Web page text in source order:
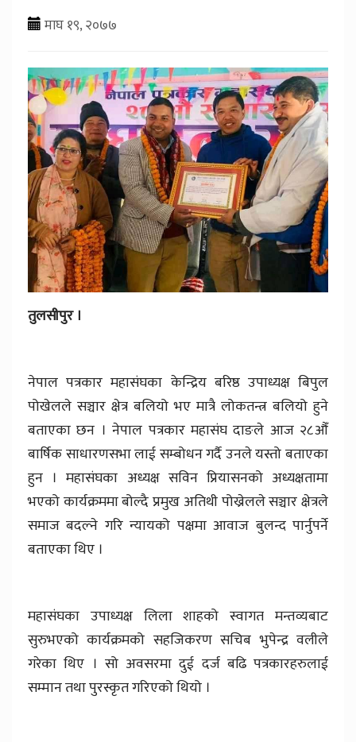
माघ १९, २०७७
तुलसीपुर ।
नेपाल पत्रकार महासंघका केन्द्रिय बरिष्ठ उपाध्यक्ष बिपुल
पोखेलले सञ्चार क्षेत्र बलियो भए मात्रै लोकतन्त्र बलियो हुने
बताएका छन । नेपाल पत्रकार महासंघ दाङले आज २८औँ
बार्षिक साधारणसभा लाई सम्बोधन गर्दै उनले यस्तो बताएका
हुन । महासंघका अध्यक्ष सविन प्रियासनको अध्यक्षतामा
भएको कार्यक्रममा बोल्दै प्रमुख अतिथी पोख्रेलले सञ्चार क्षेत्रले
समाज बदल्ने गरि न्यायको पक्षमा आवाज बुलन्द पार्नुपर्ने
बताएका थिए ।
महासंघका उपाध्यक्ष लिला शाहको स्वागत मन्तव्यबाट
सुरुभएको कार्यक्रमको सहजिकरण सचिब भुपेन्द्र वलीले
गरेका थिए । सो अवसरमा दुई दर्ज बढि पत्रकारहरुलाई
सम्मान तथा पुरस्कृत गरिएको थियो ।